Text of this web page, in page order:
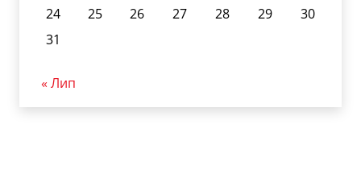
24
25 26 27 28 29
30
31
« Лип